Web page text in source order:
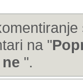
na "
".